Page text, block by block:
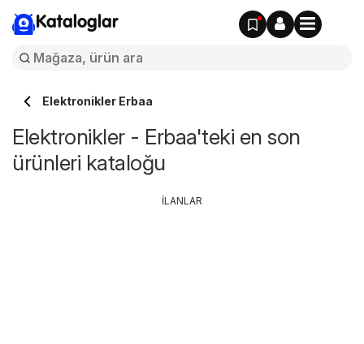
Kataloglar
Elektronikler Erbaa
Elektronikler - Erbaa'teki en son
ürünleri kataloğu
İLANLAR